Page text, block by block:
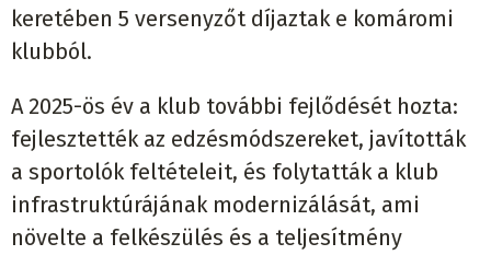
keretében 5 versenyzőt díjaztak e komáromi
klubból.
A 2025-ös év a klub további fejlődését hozta:
fejlesztették az edzésmódszereket, javították
a sportolók feltételeit, és folytatták a klub
infrastruktúrájának modernizálását, ami
növelte a felkészülés és a teljesítmény